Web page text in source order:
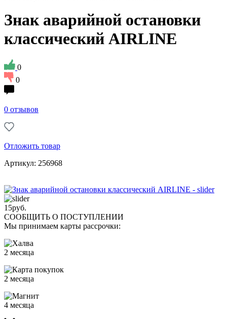
Знак аварийной остановки
классический AIRLINE
0
0
0 отзывов
Отложить товар
Артикул: 256968
15руб.
СООБЩИТЬ О ПОСТУПЛЕНИИ
Мы принимаем карты рассрочки:
2 месяца
2 месяца
4 месяца